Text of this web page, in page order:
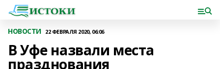
НОВОСТИ 22 ФЕВРАЛЯ 2020, 06:06
В Уфе назвали места
празднования